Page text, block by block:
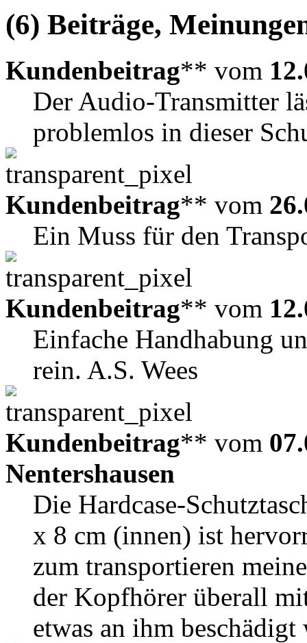
(6) Beiträge,
Kundenbeitrag** vom
Der Audio-Transmitter
problemlos in dieser
Kundenbeitrag** vom
Ein Muss für den
Kundenbeitrag** vom
Einfache Handhabung
rein. A.S. Wees
Kundenbeitrag** vom
Nentershausen
Die Hardcase-
x 8 cm (innen) ist
zum transportieren
der Kopfhörer überall
etwas an ihm